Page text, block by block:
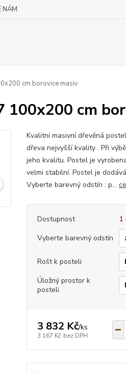
NÁM
cm borovice masiv
100x200 cm
Kvalitní masivní dřevěná
dřeva nejvyšší kvality . Při
jeho kvalitu. Postel je
velmi stabilní. Postel je
Vyberte barevný odstín : p...
Dostupnost
1
Vyberte barevný odstín
Rošt k posteli
Úložný prostor k
posteli
3 832 Kč/ks
3 167 Kč bez DPH